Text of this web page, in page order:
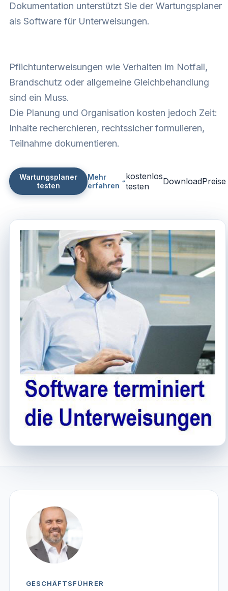
Dokumentation unterstützt Sie der Wartungsplaner
als Software für Unterweisungen.
Pflichtunterweisungen wie Verhalten im Notfall,
Brandschutz oder allgemeine Gleichbehandlung
sind ein Muss.
Die Planung und Organisation kosten jedoch Zeit:
Inhalte recherchieren, rechtssicher formulieren,
Teilnahme dokumentieren.
Wartungsplaner
testen
Mehr
erfahren
kostenlos
testen
DownloadPreise
GESCHÄFTSFÜHRER